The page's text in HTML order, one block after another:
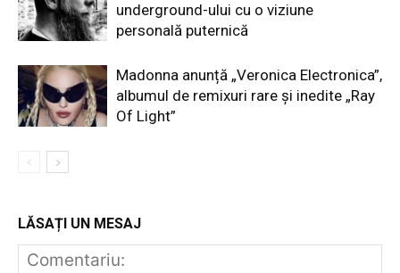
underground-ului cu o viziune
personală puternică
Madonna anunță „Veronica Electronica”,
albumul de remixuri rare și inedite „Ray
Of Light”
LĂSAȚI UN MESAJ